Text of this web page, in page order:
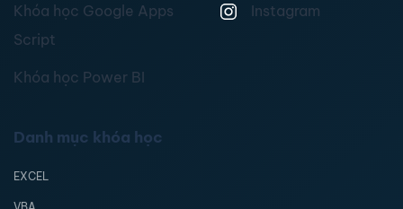
Khóa học Google Apps
Script
Khóa học Power BI
Instagram
Danh mục khóa học
EXCEL